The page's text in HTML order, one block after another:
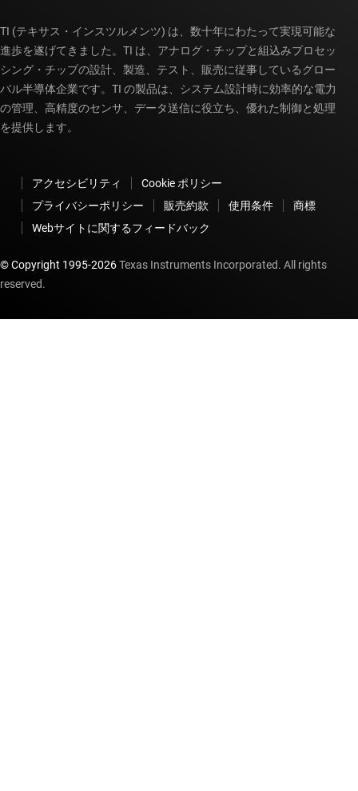
TI (テキサス・インスツルメンツ) は、数十年にわたって実現可能な
進歩を遂げてきました。TI は、アナログ・チップと組込みプロセッ
シング・チップの設計、製造、テスト、販売に従事しているグロー
バル半導体企業です。TI の製品は、システム設計時に効率的な電力
の管理、高精度のセンサ、データ送信に役立ち、優れた制御と処理
を提供します。
アクセシビリティ
Cookie ポリシー
プライバシーポリシー
販売約款 使用条件
商標
Webサイトに関するフィードバック
© Copyright 1995-2026Texas Instruments Incorporated. All rights
reserved.